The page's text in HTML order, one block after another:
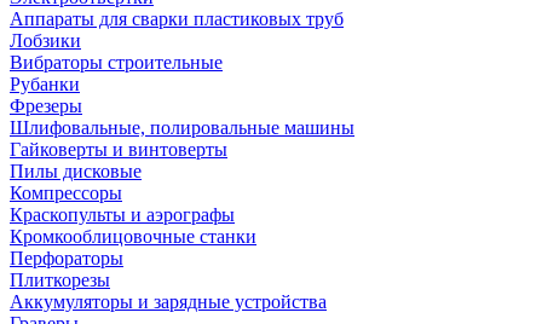
Аппараты для сварки пластиковых труб
Лобзики
Вибраторы строительные
Рубанки
Фрезеры
Шлифовальные, полировальные машины
Гайковерты и винтоверты
Пилы дисковые
Компрессоры
Краскопульты и аэрографы
Кромкооблицовочные станки
Перфораторы
Плиткорезы
Аккумуляторы и зарядные устройства